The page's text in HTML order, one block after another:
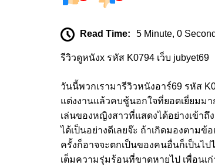
Read Time: 5 Minute, 0 Second
รีวิวดูหนังx รหัส K0794 เว็บ jubyet69
วันนี้พวกเรามารีวิวหนังอาร์69 รหัส
แต่งงานแล้วคบชู้นอกใจที่ยอดเยี่ยมม
เล่นของหญิงสาวที่แสดงได้อย่างเข้า
ได้เป็นอย่างดีเลยจ๊ะ ถ้าเกิดมองตาม
ครั้งก็อาจจะตกเป็นของคนอื่นก็เป็นไป
เต็มความรุ่มร้อนที่ขาดหายไป เพื่อนเ